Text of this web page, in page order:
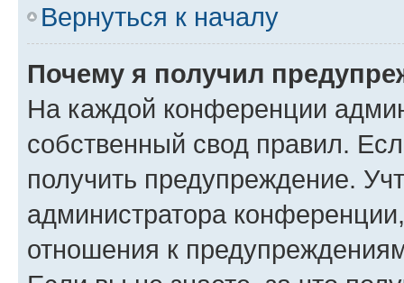
Вернуться к началу
Почему я получил
На каждой конференции
собственный свод правил.
получить предупреждение.
администратора
отношения к